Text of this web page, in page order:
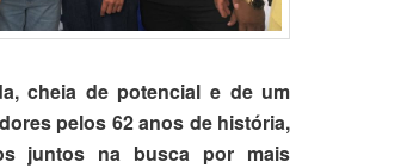
cheia de potencial e de um
pelos 62 anos de história,
juntos na busca por mais